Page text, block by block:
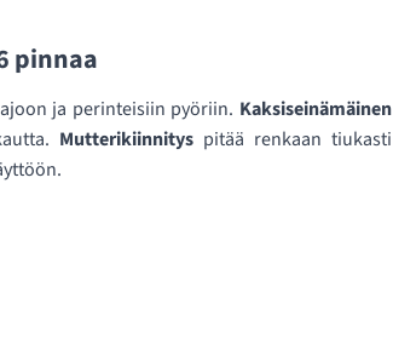
pinnaa
ja perinteisiin pyöriin. Kaksiseinämäinen
Mutterikiinnityspitää renkaan tiukasti